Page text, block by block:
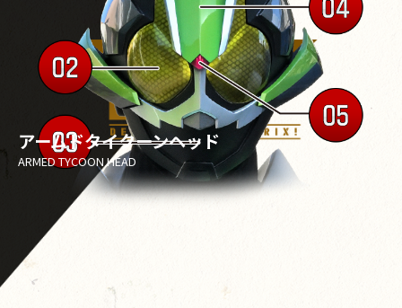
アームドタイクーンヘッド
ARMED TYCOON HEAD